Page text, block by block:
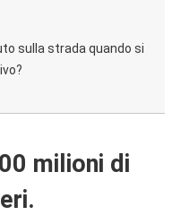
sulla strada quando si
milioni di